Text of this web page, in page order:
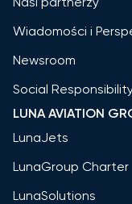
Wiadomości i
Newsroom
Social
LUNA AVIATION
LunaJets
LunaGroup Charter
LunaSolutions